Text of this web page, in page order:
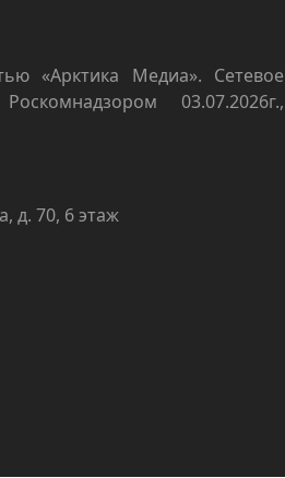
«Арктика Медиа». Сетевое
03.07.2026г.,
д. 70, 6 этаж